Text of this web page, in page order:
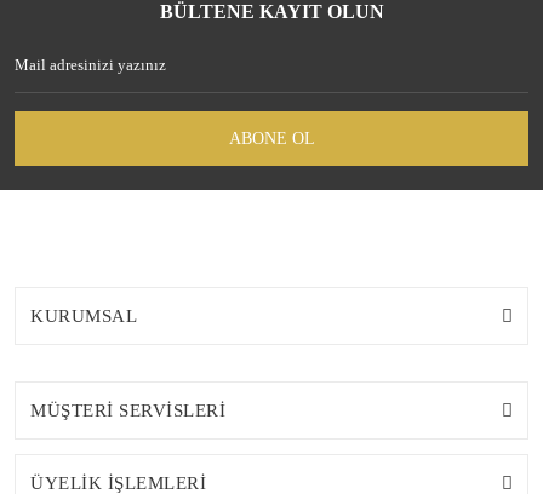
BÜLTENE KAYIT OLUN
ABONE OL
KURUMSAL
MÜŞTERİ SERVİSLERİ
ÜYELİK İŞLEMLERİ